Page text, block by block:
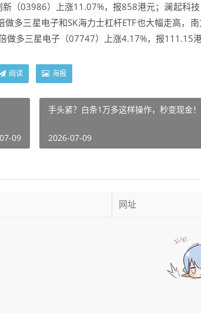
（03986）上涨11.07%，报858港元；澜起科
多三星电子和SK海力士杠杆ETF也大幅走高，
多三星电子（07747）上涨4.17%，报111.15港
阅读 海报
09
手头紧？白条1万多这样操作，秒变现金！
2026-07-09